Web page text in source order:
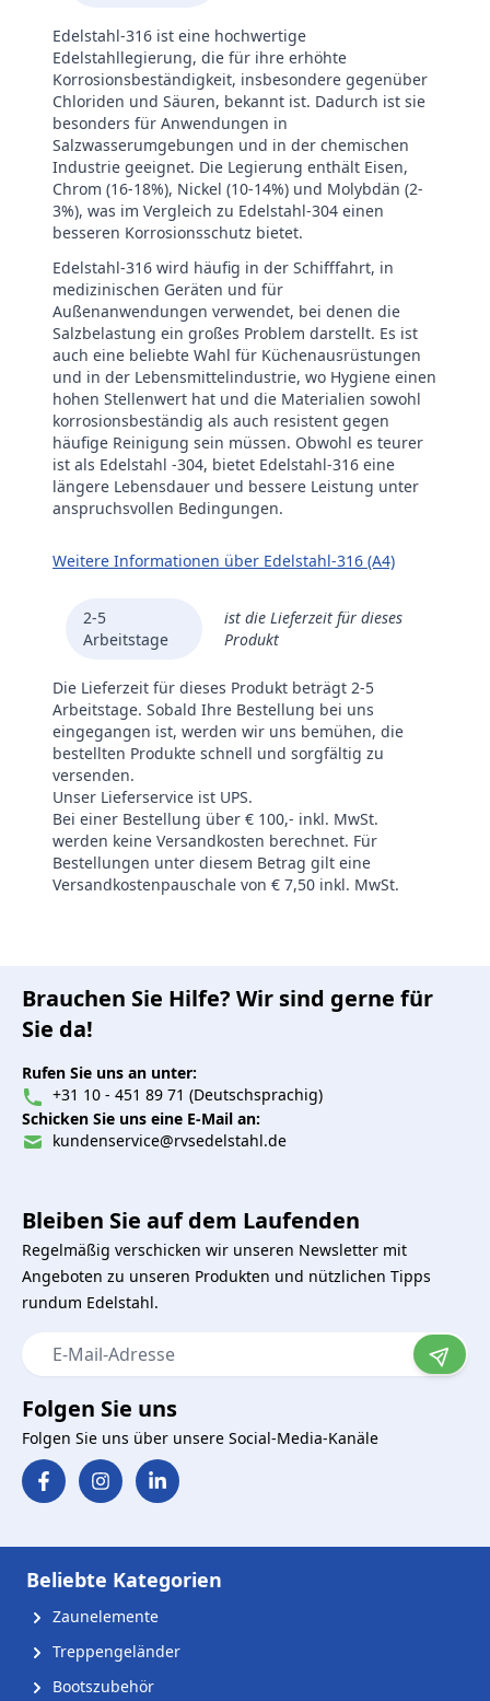
Edelstahl-316 ist eine hochwertige
Edelstahllegierung, die für ihre erhöhte
Korrosionsbeständigkeit, insbesondere gegenüber
Chloriden und Säuren, bekannt ist. Dadurch ist sie
besonders für Anwendungen in
Salzwasserumgebungen und in der chemischen
Industrie geeignet. Die Legierung enthält Eisen,
Chrom (16-18%), Nickel (10-14%) und Molybdän (2-
3%), was im Vergleich zu Edelstahl-304 einen
besseren Korrosionsschutz bietet.
Edelstahl-316 wird häufig in der Schifffahrt, in
medizinischen Geräten und für
Außenanwendungen verwendet, bei denen die
Salzbelastung ein großes Problem darstellt. Es ist
auch eine beliebte Wahl für Küchenausrüstungen
und in der Lebensmittelindustrie, wo Hygiene einen
hohen Stellenwert hat und die Materialien sowohl
korrosionsbeständig als auch resistent gegen
häufige Reinigung sein müssen. Obwohl es teurer
ist als Edelstahl -304, bietet Edelstahl-316 eine
längere Lebensdauer und bessere Leistung unter
anspruchsvollen Bedingungen.
Weitere Informationen über Edelstahl-316 (A4)
2-5
Arbeitstage
ist die Lieferzeit für dieses
Produkt
Die Lieferzeit für dieses Produkt beträgt 2-5
Arbeitstage. Sobald Ihre Bestellung bei uns
eingegangen ist, werden wir uns bemühen, die
bestellten Produkte schnell und sorgfältig zu
versenden.
Unser Lieferservice ist UPS.
Bei einer Bestellung über € 100,- inkl. MwSt.
werden keine Versandkosten berechnet. Für
Bestellungen unter diesem Betrag gilt eine
Versandkostenpauschale von € 7,50 inkl. MwSt.
Brauchen Sie Hilfe? Wir sind gerne für
Sie da!
Rufen Sie uns an unter:
+31 10 - 451 89 71 (Deutschsprachig)
Schicken Sie uns eine E-Mail an:
kundenservice@rvsedelstahl.de
Bleiben Sie auf dem Laufenden
Regelmäßig verschicken wir unseren Newsletter mit
Angeboten zu unseren Produkten und nützlichen Tipps
rundum Edelstahl.
E-Mail-Adresse
Folgen Sie uns
Folgen Sie uns über unsere Social-Media-Kanäle
Beliebte Kategorien
Zaunelemente
Treppengeländer
Bootszubehör